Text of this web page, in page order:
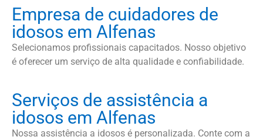
Empresa de cuidadores de
idosos em Alfenas
Selecionamos profissionais capacitados. Nosso objetivo
é oferecer um serviço de alta qualidade e confiabilidade.
Serviços de assistência a
idosos em Alfenas
Nossa assistência a idosos é personalizada. Conte com a